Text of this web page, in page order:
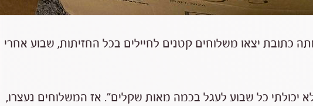
כתובת יצאו משלוחים קטנים לחיילים בכל החזיתות, שבוע אחרי
יכולתי כל שבוע לעגל בכמה מאות שקלים”. אז המשלוחים נעצרו,